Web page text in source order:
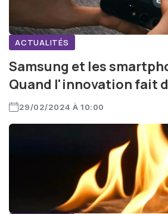
ACTUALITÉS
Samsung et les
Quand l'innovation fait
29/02/2024 À 10:00